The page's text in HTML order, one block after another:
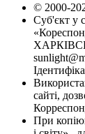
© 2000-
Суб'єкт у
сайті,
При